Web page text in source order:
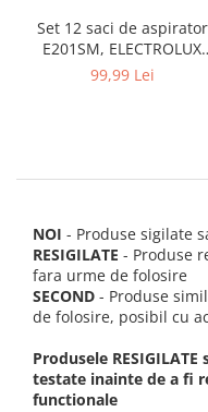
Set 12 saci de aspirator
E201SM, ELECTROLUX
9001684811, CLASSIC
99,99 Lei
NOI - Produse sigilate
RESIGILATE - Produse
fara urme de folosire
SECOND - Produse
de folosire, posibil cu
Produsele
testate inainte de a fi
functionale